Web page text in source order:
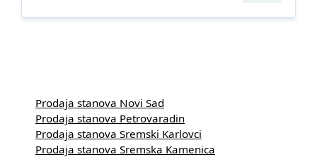
Prodaja stanova Novi Sad
Prodaja stanova Petrovaradin
Prodaja stanova Sremski Karlovci
Prodaja stanova Sremska Kamenica